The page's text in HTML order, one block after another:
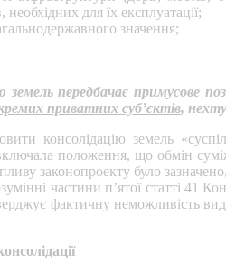
для їх експлуатації;
значення;
передбачає примусове
приватних суб’єктів,
консолідацію земель
положення, що обмін
законопроекту було
частини п’ятої статті
фактичну неможливість